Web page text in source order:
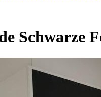
Schwarze